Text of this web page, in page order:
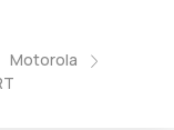
Motorola